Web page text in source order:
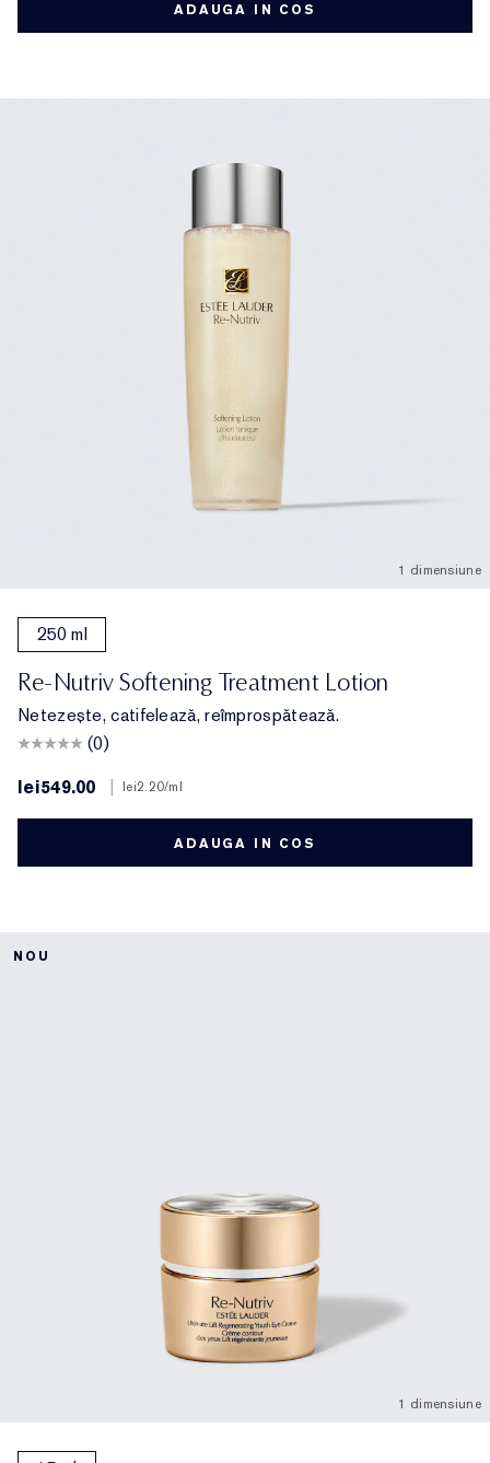
ADAUGA IN COS
1 dimensiune
250 ml
Re-Nutriv Softening Treatment Lotion
Netezește, catifelează, reîmprospătează.
(0)
lei549.00
lei2.20/ml
ADAUGA IN COS
NOU
1 dimensiune